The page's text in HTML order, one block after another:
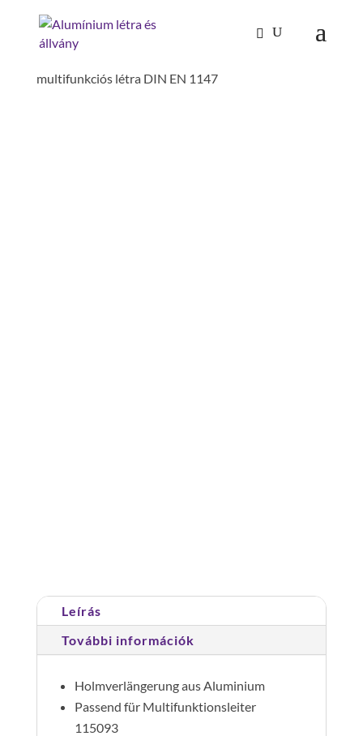
Kezdőlap/Tűzoltóság-katasztrófavédelem/
multifunkciós létra DIN EN 1147
mennyiség
Leírás
További információk
Holmverlängerung aus Aluminium
Passend für Multifunktionsleiter
115093